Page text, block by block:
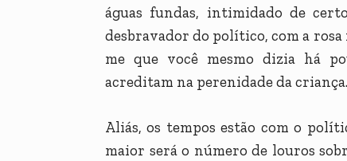
águas fundas, intimidado de
desbravador do político, com a
me que você mesmo dizia há
acreditam na perenidade da
Aliás, os tempos estão com o
maior será o número de louros